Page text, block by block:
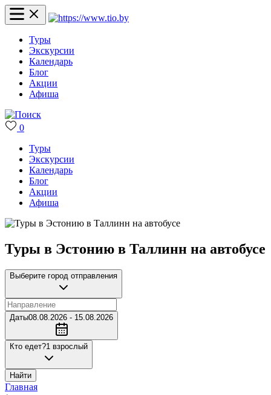
Туры
Экскурсии
Календарь
Блог
Акции
Афиша
0
Туры
Экскурсии
Календарь
Блог
Акции
Афиша
Туры в Эстонию в Таллинн на автобусе
Выберите город отправления
Даты08.08.2026 - 15.08.2026
Кто едет?1 взрослый
Найти
Главная